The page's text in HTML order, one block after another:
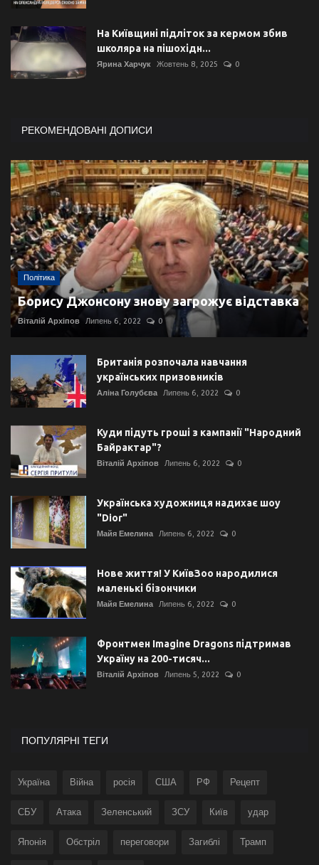
На Київщині підліток за кермом збив
школяра на пішохідн...
Ярина Харчук Жовтень 8, 2025 0
РЕКОМЕНДОВАНІ ДОПИСИ
Політика
Борису Джонсону знову загрожує відставка
Віталій Архіпов Липень 6, 2022 0
Британія розпочала навчання
українських призовників
Аліна Голубєва Липень 6, 2022 0
Куди підуть гроші з кампанії "Народний
Байрактар"?
Віталій Архіпов Липень 6, 2022 0
Українська художниця надихає шоу
"Dior"
Майя Емелина Липень 6, 2022 0
Нове життя! У КиївЗоо народилися
маленькі бізончики
Майя Емелина Липень 6, 2022 0
Фронтмен Imagine Dragons підтримав
Україну на 200-тисяч...
Віталій Архіпов Липень 5, 2022 0
ПОПУЛЯРНІ ТЕГИ
Україна Війна росія США РФ Рецепт
СБУ Атака Зеленський ЗСУ Київ удар
Японія Обстріл переговори Загиблі Трамп